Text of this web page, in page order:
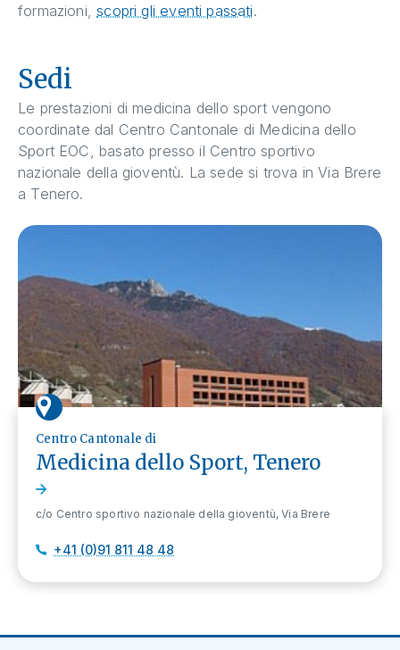
formazioni,scopri gli eventi passati.
Sedi
Le prestazioni di medicina dello sport vengono
coordinate dal Centro Cantonale di Medicina dello
Sport EOC, basato presso il Centro sportivo
nazionale della gioventù. La sede si trova in Via Brere
a Tenero.
Centro Cantonale di
Medicina dello Sport, Tenero
c/o Centro sportivo nazionale della gioventù, Via Brere
+41 (0)91 811 48 48